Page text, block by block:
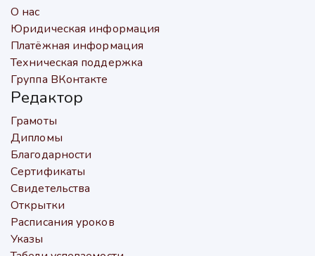
О нас
Юридическая информация
Платёжная информация
Техническая поддержка
Группа ВКонтакте
Редактор
Грамоты
Дипломы
Благодарности
Сертификаты
Свидетельства
Открытки
Расписания уроков
Указы